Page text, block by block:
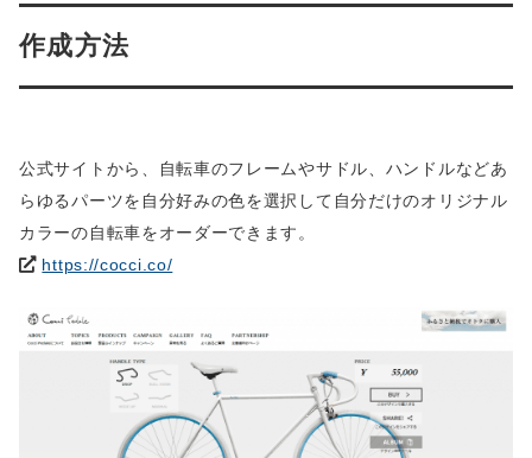
作成方法
公式サイトから、自転車のフレームやサドル、ハンドルなどあ
らゆるパーツを自分好みの色を選択して自分だけのオリジナル
カラーの自転車をオーダーできます。
https://cocci.co/